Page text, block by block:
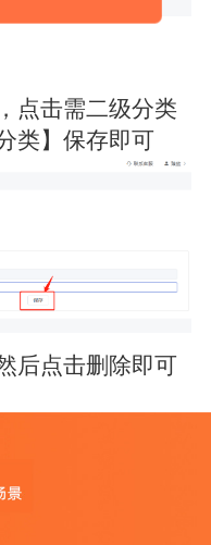
点击需二级分类
类】保存即可
后点击删除即可